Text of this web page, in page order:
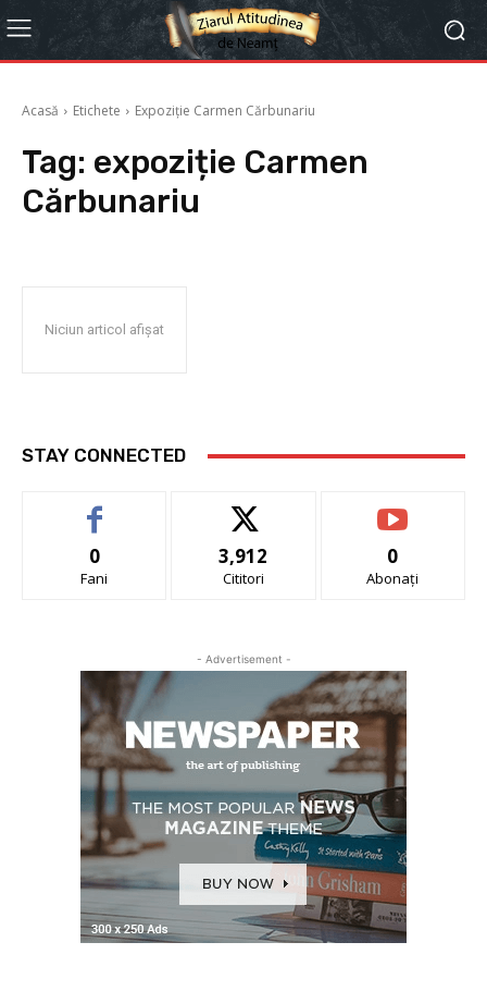
Acasă Etichete Expoziție Carmen Cărbunariu
Tag: expoziție Carmen
Cărbunariu
Niciun articol afișat
STAY CONNECTED
0
Fani
3,912
Cititori
0
Abonați
- Advertisement -